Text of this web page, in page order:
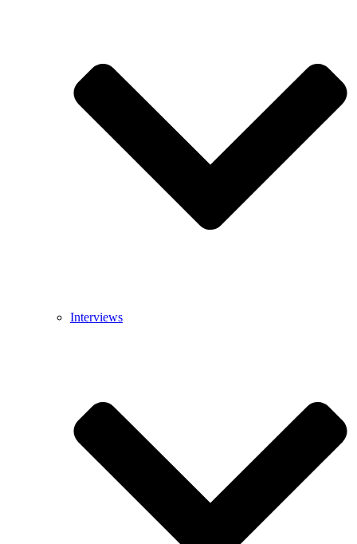
Interviews